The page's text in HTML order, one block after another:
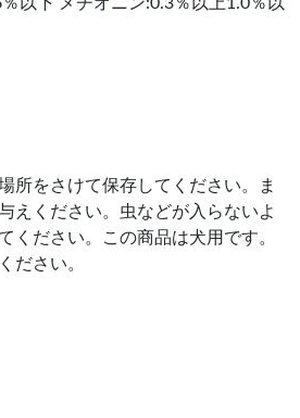
所をさけて保存してください。ま
えください。虫などが入らないよ
ください。この商品は犬用です。
ださい。